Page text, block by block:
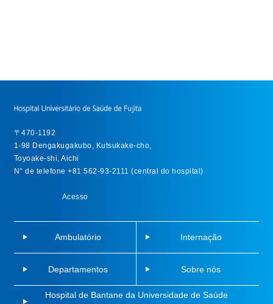
〒470-1192
1-98 Dengakugakubo, Kutsukake-cho,
Toyoake-shi, Aichi
N° de telefone +81 562-93-2111 (central do hospital)
Acesso
Ambulatório Internação
Departamentos Sobre nós
Hospital de Bantane da Universidade de Saúde